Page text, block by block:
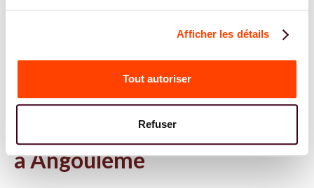
Afficher les détails
Tout autoriser
Refuser
NOS EXPERTS
Tous les spécialistes en PMA
à Angoulême